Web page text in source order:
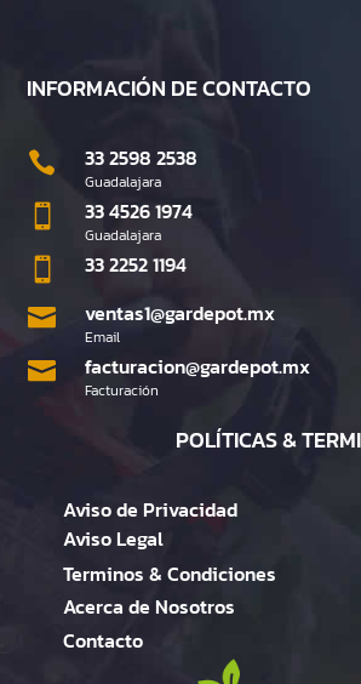
INFORMACIÓN DE CONTACTO
 33 2598 2538
Guadalajara
 33 4526 1974
Guadalajara
 33 2252 1194
 ventas1@gardepot.mx
Email
 facturacion@gardepot.mx
Facturación
POLÍTICAS &
Aviso de Privacidad
Aviso Legal
Terminos & Condiciones
Acerca de Nosotros
Contacto